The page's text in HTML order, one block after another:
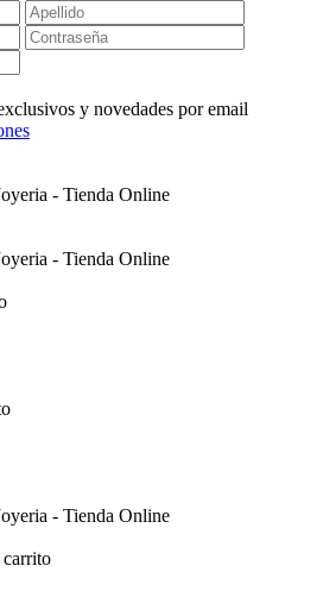
y novedades por email
carrito